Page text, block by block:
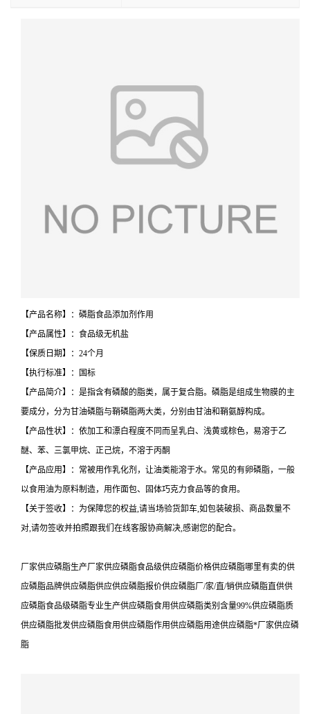
【产品名称】：磷脂食品添加剂作用
【产品属性】：食品级无机盐
【保质日期】：24个月
【执行标准】：国标
【产品简介】：是指含有磷酸的脂类，属于复合脂。磷脂是组成生物膜的主
要成分，分为甘油磷脂与鞘磷脂两大类，分别由甘油和鞘氨醇构成。
【产品性状】：依加工和漂白程度不同而呈乳白、浅黄或棕色，易溶于乙
醚、苯、三氯甲烷、正己烷，不溶于丙酮
【产品应用】：常被用作乳化剂，让油类能溶于水。常见的有卵磷脂，一般
以食用油为原料制造，用作面包、固体巧克力食品等的食用。
【关于签收】：为保障您的权益,请当场验货卸车,如包装破损、商品数量不
对,请勿签收并拍照跟我们在线客服协商解决,感谢您的配合。
厂家供应磷脂生产厂家供应磷脂食品级供应磷脂价格供应磷脂哪里有卖的供
应磷脂品牌供应磷脂供应供应磷脂报价供应磷脂厂/家/直/销供应磷脂直供供
应磷脂食品级磷脂专业生产供应磷脂食用供应磷脂类别含量99%供应磷脂质
供应磷脂批发供应磷脂食用供应磷脂作用供应磷脂用途供应磷脂*厂家供应磷
脂